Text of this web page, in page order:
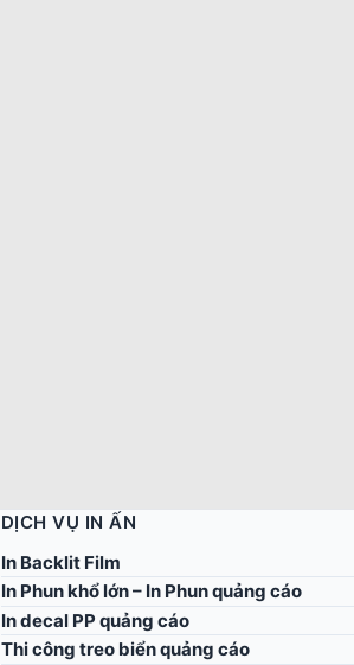
DỊCH VỤ IN ẤN
In Backlit Film
In Phun khổ lớn – In Phun quảng cáo
In decal PP quảng cáo
Thi công treo biển quảng cáo